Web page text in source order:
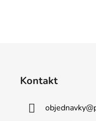
Kontakt
objednavky@